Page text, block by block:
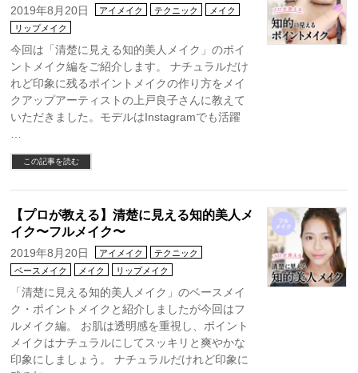
2019年8月20日 アイメイク テクニック
メイク
リップメイク
今回は「清楚に見える知的美人メイク」のポイ
ントメイク編をご紹介します。 ナチュラルだけ
れど印象に残るポイントメイクの作り方をメイ
クアップアーティストの上戸良子さんに教えて
いただきました。モデルはInstagramでも活躍
この記事を読む
【プロが教える】清楚に見える知的美人メ
イク〜フルメイク〜
2019年8月20日 アイメイク
テクニック
ベースメイク
メイク リップメイク
「清楚に見える知的美人メイク」のベースメイ
ク・ポイントメイクと紹介しましたが今回はフ
ルメイク編。 お肌は透明感を重視し、ポイント
メイクはナチュラルにしてスッキリと爽やかな
印象にしましょう。 ナチュラルだけれど印象に